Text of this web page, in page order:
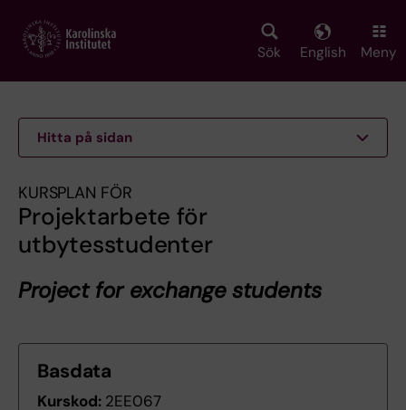
main
Sök English Meny
Hitta på sidan
KURSPLAN FÖR
Projektarbete för
utbytesstudenter
Project for exchange students
Basdata
Kurskod: 2EE067